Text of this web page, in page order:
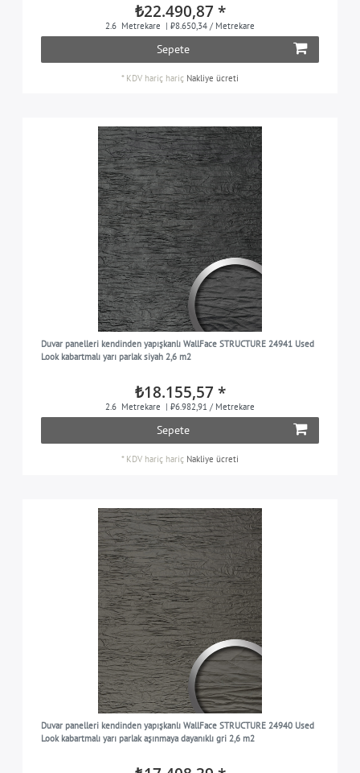
₺22.490,87 *
2.6 Metrekare | ₺8.650,34 / Metrekare
Sepete
* KDV hariç hariç Nakliye ücreti
Duvar panelleri kendinden yapışkanlı WallFace STRUCTURE 24941 Used
Look kabartmalı yarı parlak siyah 2,6 m2
₺18.155,57 *
2.6 Metrekare | ₺6.982,91 / Metrekare
Sepete
* KDV hariç hariç Nakliye ücreti
Duvar panelleri kendinden yapışkanlı WallFace STRUCTURE 24940 Used
Look kabartmalı yarı parlak aşınmaya dayanıklı gri 2,6 m2